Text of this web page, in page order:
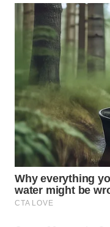
INDRAMAYU
WN
KUNINGAN
WN
MAJALENGKA
WN
SUBANG
WN
SUKABUMI